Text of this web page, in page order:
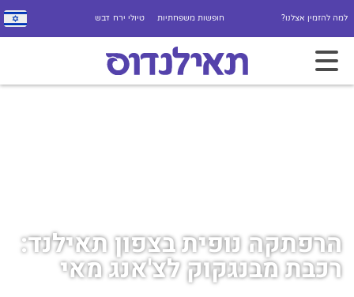
למה להזמין אצלנו? חופשות משפחתיות טיולי ירח דבש
הרפתקה נופית בצפון תאילנד:
רכבת מבנגקוק לצ'אנג מאי